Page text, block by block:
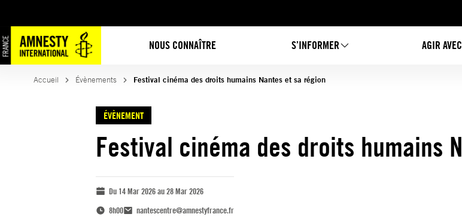
NOUS CONNAÎTRE S’INFORMER AGIR
Accueil Évènements Festival cinéma des droits humains Nantes et sa région
ÉVÈNEMENT
Festival cinéma des droits humains
Du 14 Mar 2026 au 28 Mar 2026
8h00
nantescentre@amnestyfrance.fr